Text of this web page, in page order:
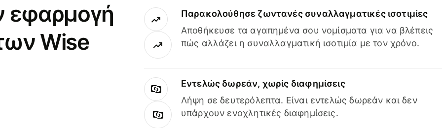
εφαρμογή
Wise
Παρακολούθησε ζωντανές συναλλαγματικές ισοτιμίες
Αποθήκευσε τα αγαπημένα σου νομίσματα για να βλέπεις
πώς αλλάζει η συναλλαγματική ισοτιμία με τον χρόνο.
Εντελώς δωρεάν, χωρίς διαφημίσεις
Λήψη σε δευτερόλεπτα. Είναι εντελώς δωρεάν και δεν
υπάρχουν ενοχλητικές διαφημίσεις.